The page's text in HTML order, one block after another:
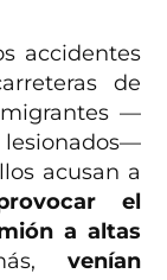
accidentes
de
—
acusan a
el
a altas
venían